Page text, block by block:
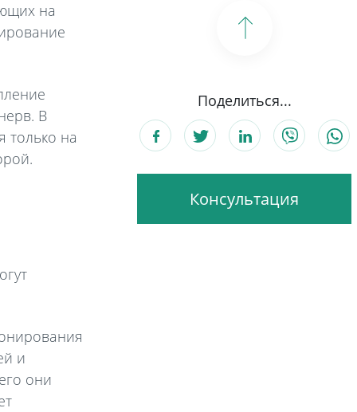
на
В
только на
и
они
Поделиться...
Консультация